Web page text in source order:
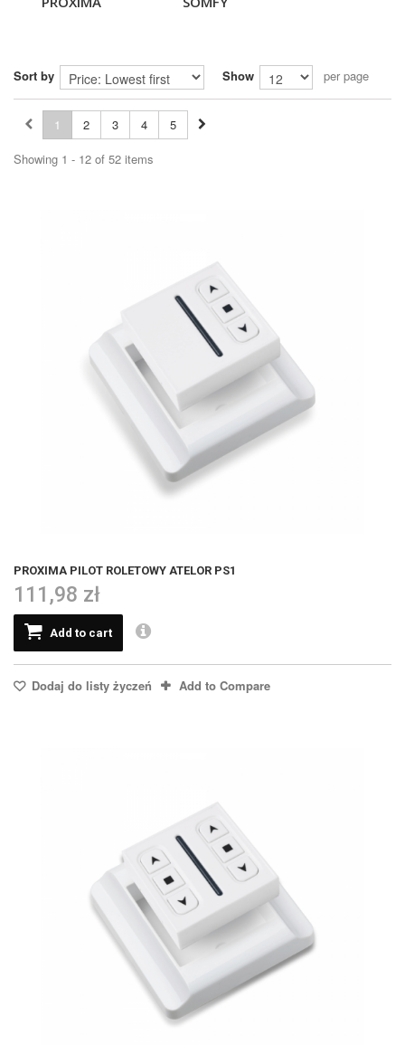
Sort by Show per page
1 2 3 4
5
Showing 1 - 12 of 52 items
PROXIMA PILOT ROLETOWY ATELOR PS1
111,98 zł
Add to cart
Dodaj do listy życzeń Add to Compare